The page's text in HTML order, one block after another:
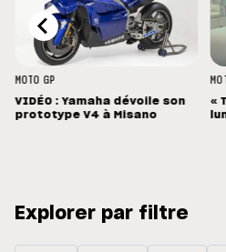
MOTO GP
VIDÉO : Yamaha dévoile son
prototype V4 à Misano
«
Explorer par filtre